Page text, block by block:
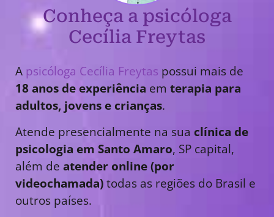
Conheça a psicóloga
Cecília Freytas
A psicóloga Cecília Freytas possui mais de
18 anos de experiência em terapia para
adultos, jovens e crianças.
Atende presencialmente na sua clínica de
psicologia em Santo Amaro, SP capital,
além de atender online (por
videochamada)todas as regiões do Brasil e
outros países.